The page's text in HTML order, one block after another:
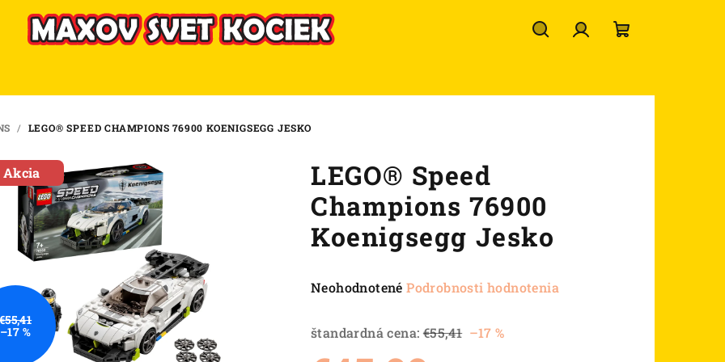
košík
/ LEGO® SPEED CHAMPIONS 76900 KOENIGSEGG JESKO
LEGO® Speed
Champions 76900
Koenigsegg Jesko
Priemerné
produktu
Neohodnotené Podrobnosti hodnotenia
štandardná cena: €55,41 –17 %
Akcia
–17 %